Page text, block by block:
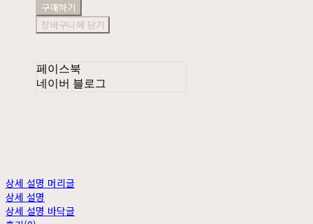
구매하기
장바구니에 담기
페이스북
네이버 블로그
상세 설명 머리글
상세 설명
상세 설명 바닥글